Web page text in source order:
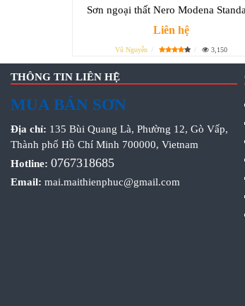
Sơn ngoại thất Nero Modena
Liên hệ
Vũ Nguyễn 3,150
THÔNG TIN LIÊN HỆ
MUA BÁN SƠN
Địa chỉ: 135 Bùi Quang Là, Phường 12, Gò Vấp,
Thành phố Hồ Chí Minh 700000, Vietnam
Hotline: 0767318685
Email: mai.maithienphuc@gmail.com